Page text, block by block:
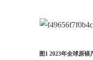
图1 2023年全球原镁